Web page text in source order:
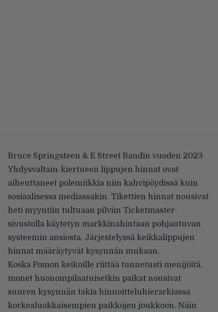
Bruce Springsteen & E Street Bandin vuoden 2023
Yhdysvaltain-kiertueen lippujen hinnat ovat
aiheuttaneet polemiikkia niin kahvipöydissä kuin
sosiaalisessa mediassakin. Tikettien hinnat nousivat
heti myyntiin tultuaan pilviin Ticketmaster-
sivustolla käytetyn markkinahintaan pohjautuvan
systeemin ansiosta. Järjestelyssä keikkalippujen
hinnat määräytyvät kysynnän mukaan.
Koska Pomon keikoille riittää tunnetusti menijöitä,
monet huonompilaatuisetkin paikat nousivat
suuren kysynnän takia hinnoitteluhierarkiassa
korkealuokkaisempien paikkojen joukkoon. Näin